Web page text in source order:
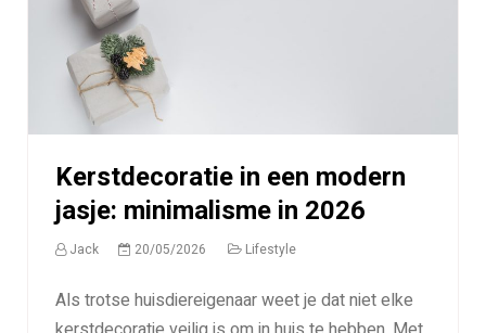
Kerstdecoratie in een modern
jasje: minimalisme in 2026
Jack 20/05/2026 Lifestyle
Als trotse huisdiereigenaar weet je dat niet elke